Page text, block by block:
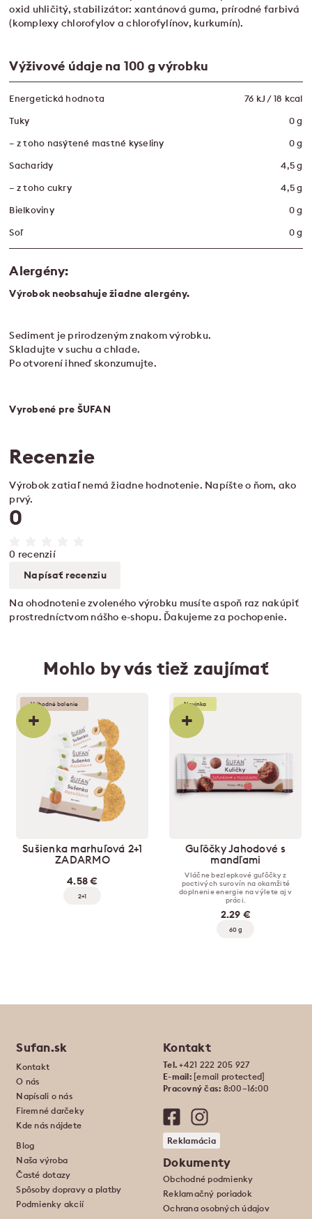
oxid uhličitý, stabilizátor: xantánová guma, prírodné farbivá
(komplexy chlorofylov a chlorofylínov, kurkumín).
Výživové údaje na 100 g výrobku
Energetická hodnota
Tuky
– z toho nasýtené mastné kyseliny
Sacharidy
– z toho cukry
Bielkoviny
Soľ
76 kJ / 18 kcal
0 g
0 g
4,5 g
4,5 g
0 g
0 g
Alergény:
Výrobok neobsahuje žiadne alergény.
Sediment je prirodzeným znakom výrobku.
Skladujte v suchu a chlade.
Po otvorení ihneď skonzumujte.
Vyrobené pre ŠUFAN
Recenzie
Výrobok zatiaľ nemá žiadne hodnotenie. Napíšte o ňom, ako
prvý.
0
0 recenzií
Napísať recenziu
Na ohodnotenie zvoleného výrobku musíte aspoň raz nakúpiť
prostredníctvom nášho e-shopu. Ďakujeme za pochopenie.
Mohlo by vás tiež zaujímať
+
Výhodné balenie
Sušienka marhuľová 2+1
ZADARMO
4.58 €
2+1
+
Novinka
Guľôčky Jahodové s
mandľami
Vláčne bezlepkové guľôčky z
poctivých surovín na okamžité
doplnenie energie na výlete aj v
práci.
2.29 €
60 g
Sufan.sk
Kontakt
O nás
Napísali o nás
Firemné darčeky
Kde nás nájdete
Blog
Naša výroba
Časté dotazy
Spôsoby dopravy a platby
Podmienky akcií
Kontakt
Tel. +421 222 205 927
E-mail: [email protected]
Pracovný čas: 8:00–16:00
Reklamácia
Dokumenty
Obchodné podmienky
Reklamačný poriadok
Ochrana osobných údajov